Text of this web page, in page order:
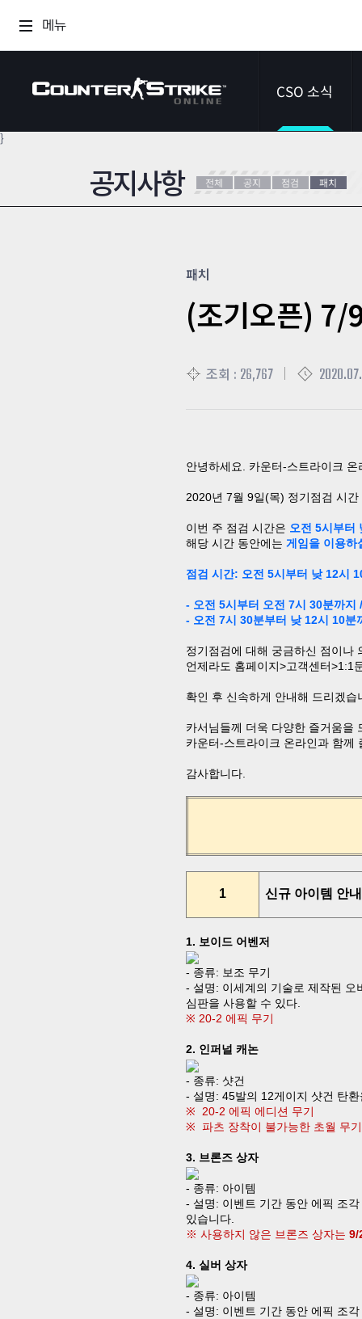
메뉴
CSO 소식
이벤트
}
공지사항 전체 공지 점검 패치
패치
(조기오픈) 7/
조회 : 26,767
안녕하세요 카운터-스트라이크 온
2020년 7월 9일(목) 정기점검 시
이번 주 점검 시간은 오전 5시부터
해당 시간 동안에는 게임을 이용하
점검 시간: 오전 5시부터 낮12시
- 오전 5시부터 오전 7시 30분까지
- 오전 7시 30분부터 낮12시 10분
정기점검에 대해 궁금하신 점이나
언제라도 홈페이지>고객센터>1:1
확인 후 신속하게 안내해 드리겠습
카서님들께 더욱 다양한 즐거움을
카운터-스트라이크 온라인과 함께
감사합니다
1 신규 아이템 안내
1. 보이드 어벤저
- 종류: 보조 무기
- 설명: 이세계의 기술로 제작된 오
심판을 사용할 수 있다.
※ 20-2 에픽 무기
2. 인퍼널 캐논
- 종류: 샷건
- 설명: 45발의 12게이지 샷건 탄
※ 20-2 에픽 에디션 무기
※ 파츠 장착이 불가능한 초월 무기
3. 브론즈 상자
- 종류: 아이템
- 설명: 이벤트 기간 동안 에픽 조
있습니다
※ 사용하지 않은 브론즈 상자는 9/
4. 실버 상자
- 종류: 아이템
- 설명: 이벤트 기간 동안 에픽 조